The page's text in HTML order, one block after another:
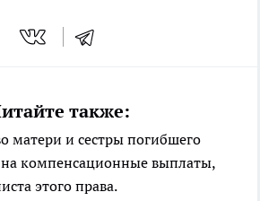
также:
матери и сестры погибшего
компенсационные выплаты,
этого права.